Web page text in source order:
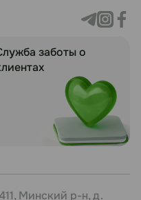
заботы о
Минский р-н, д.